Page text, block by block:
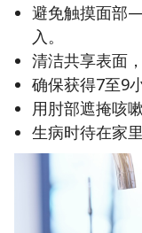
避免触摸面部
入。
清洁共享表面
确保获得7至9
用肘部遮掩咳
生病时待在家里